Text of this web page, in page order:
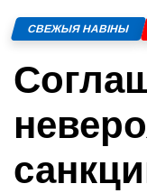
СВЕЖЫЯ НАВІНЫ